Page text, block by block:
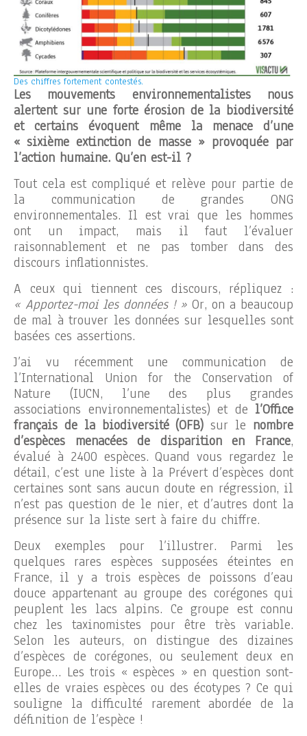
Des chiffres fortement contestés.
Les mouvements environnementalistes nous
alertent sur une forte érosion de la biodiversité
et certains évoquent même la menace d’une
« sixième extinction de masse » provoquée par
l’action humaine. Qu’en est-il ?
Tout cela est compliqué et relève pour partie de
la communication de grandes ONG
environnementales. Il est vrai que les hommes
ont un impact, mais il faut l’évaluer
raisonnablement et ne pas tomber dans des
discours inflationnistes.
A ceux qui tiennent ces discours, répliquez :
« Apportez-moi les données ! » Or, on a beaucoup
de mal à trouver les données sur lesquelles sont
basées ces assertions.
J’ai vu récemment une communication de
l’International Union for the Conservation of
Nature (IUCN, l’une des plus grandes
associations environnementalistes) et de l’Office
français de la biodiversité (OFB) sur le nombre
d’espèces menacées de disparition en France,
évalué à 2400 espèces. Quand vous regardez le
détail, c’est une liste à la Prévert d’espèces dont
certaines sont sans aucun doute en régression, il
n’est pas question de le nier, et d’autres dont la
présence sur la liste sert à faire du chiffre.
Deux exemples pour l’illustrer. Parmi les
quelques rares espèces supposées éteintes en
France, il y a trois espèces de poissons d’eau
douce appartenant au groupe des corégones qui
peuplent les lacs alpins. Ce groupe est connu
chez les taxinomistes pour être très variable.
Selon les auteurs, on distingue des dizaines
d’espèces de corégones, ou seulement deux en
Europe… Les trois « espèces » en question sont-
elles de vraies espèces ou des écotypes ? Ce qui
souligne la difficulté rarement abordée de la
définition de l’espèce !